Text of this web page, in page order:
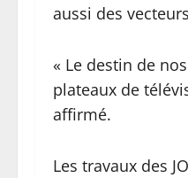
aussi des
« Le destin de
plateaux de
affirmé.
Les travaux des